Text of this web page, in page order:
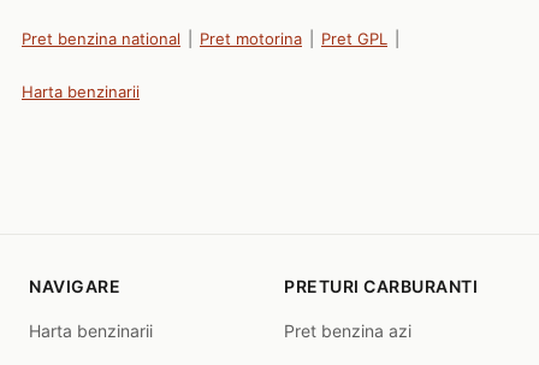
Pret benzina national Pret motorina Pret GPL
Harta benzinarii
NAVIGARE
Harta benzinarii
PRETURI CARBURANTI
Pret benzina azi